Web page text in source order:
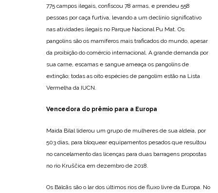
775 campos ilegais, confiscou 78 armas, e prendeu 558
pessoas por caça furtiva, levando a um declínio significativo
nas atividades ilegais no Parque Nacional Pu Mat. Os
pangolins são os mamíferos mais traficados do mundo, apesar
da proibição do comércio internacional. A grande demanda por
sua carne, escamas e sangue ameaça os pangolins de
extinção; todas as oito espécies de pangolim estão na Lista
Vermelha da IUCN.
Vencedora do prêmio para a Europa
Maida Bilal liderou um grupo de mulheres de sua aldeia, por
503 dias, para bloquear equipamentos pesados que resultou
no cancelamento das licenças para duas barragens propostas
no rio Kruščica em dezembro de 2018.
Os Bálcãs são o lar dos últimos rios de fluxo livre da Europa. No